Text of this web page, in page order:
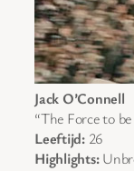
Jack O’Connell
“The Force to
Leeftijd:26
Highlights: